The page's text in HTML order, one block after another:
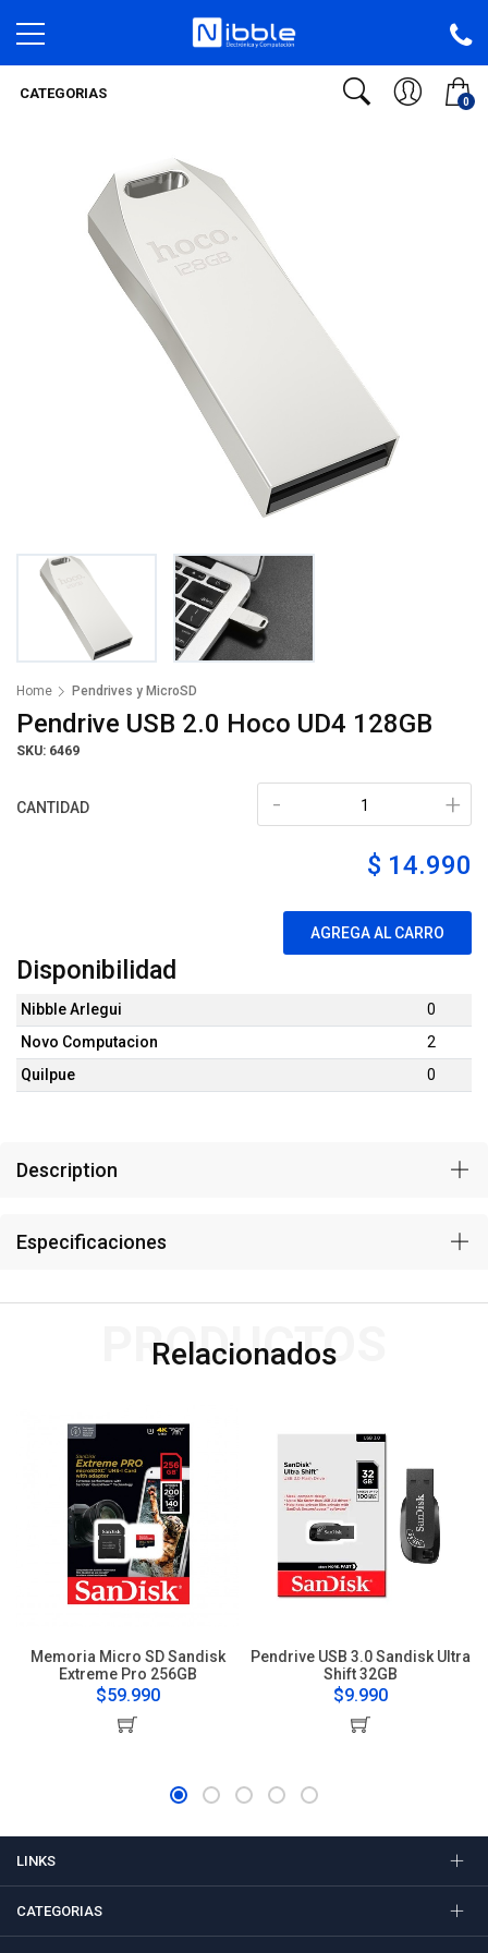
0
CATEGORIAS
Home Pendrives y MicroSD
Pendrive USB 2.0 Hoco UD4 128GB
SKU: 6469
CANTIDAD +
-
$ 14.990
AGREGA AL CARRO
Disponibilidad
Nibble Arlegui
0
Novo Computacion
2
Quilpue
0
Description
Especificaciones
Relacionados
PRODUCTOS
Memoria Micro SD Sandisk
Extreme Pro 256GB
$59.990
Pendrive USB 3.0 Sandisk Ultra
Shift 32GB
$9.990
LINKS
CATEGORIAS